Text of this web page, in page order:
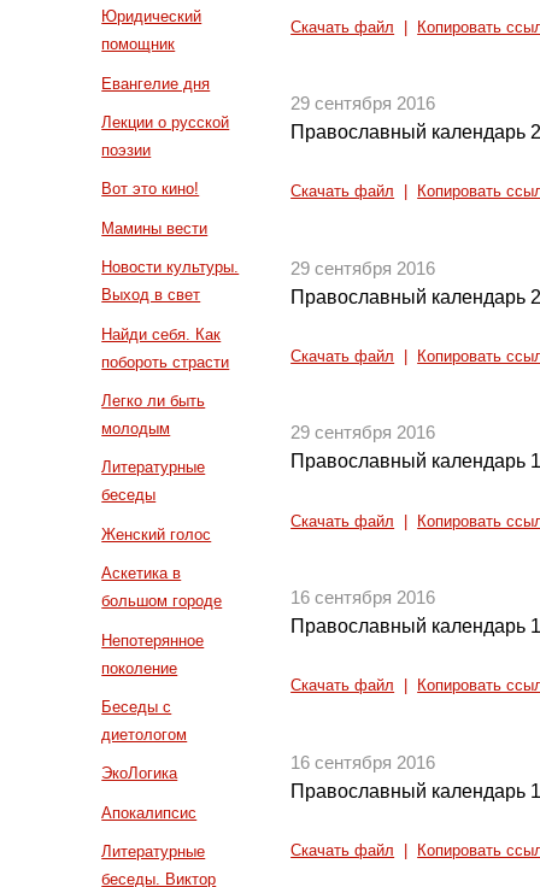
Юридический
помощник
Евангелие дня
Лекции о русской
поэзии
Вот это кино!
Мамины вести
Новости культуры.
Выход в свет
Найди себя. Как
побороть страсти
Легко ли быть
молодым
Литературные
беседы
Женский голос
Аскетика в
большом городе
Непотерянное
поколение
Беседы с
диетологом
ЭкоЛогика
Апокалипсис
Литературные
беседы. Виктор
Скачать файл Копировать
29 сентября 2016
Православный календарь
Скачать файл Копировать
29 сентября 2016
Православный календарь
Скачать файл Копировать
29 сентября 2016
Православный календарь
Скачать файл Копировать
16 сентября 2016
Православный календарь
Скачать файл Копировать
16 сентября 2016
Православный календарь
Скачать файл Копировать